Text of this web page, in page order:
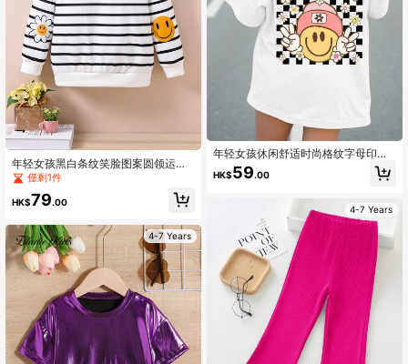
年轻女孩黑白条纹笑脸图案圆领运动
衫 僅剩1件
HK$79.00
4-7 Years
年轻女孩休闲舒适时尚格纹字母印花
短袖T恤，春夏
HK$59.00
4-7 Years